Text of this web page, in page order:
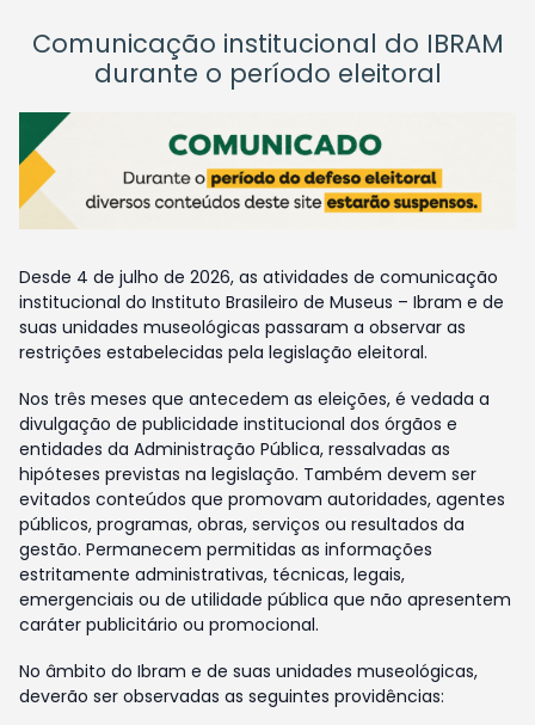
Comunicação institucional do IBRAM
durante o período eleitoral
Desde 4 de julho de 2026, as atividades de comunicação
institucional do Instituto Brasileiro de Museus – Ibram e de
suas unidades museológicas passaram a observar as
restrições estabelecidas pela legislação eleitoral.
Nos três meses que antecedem as eleições, é vedada a
divulgação de publicidade institucional dos órgãos e
entidades da Administração Pública, ressalvadas as
hipóteses previstas na legislação. Também devem ser
evitados conteúdos que promovam autoridades, agentes
públicos, programas, obras, serviços ou resultados da
gestão. Permanecem permitidas as informações
estritamente administrativas, técnicas, legais,
emergenciais ou de utilidade pública que não apresentem
caráter publicitário ou promocional.
No âmbito do Ibram e de suas unidades museológicas,
deverão ser observadas as seguintes providências: